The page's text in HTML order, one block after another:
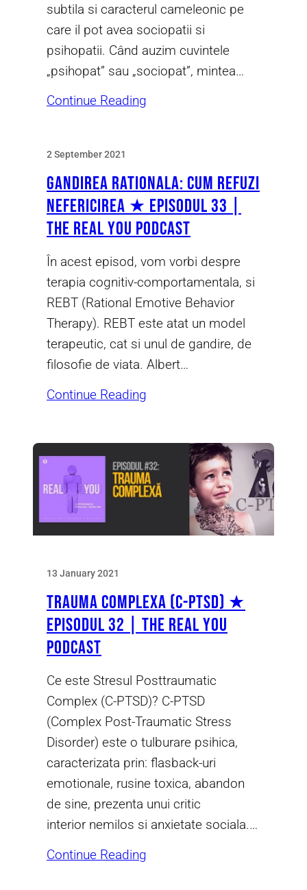
subtila si caracterul cameleonic pe
care il pot avea sociopatii si
psihopatii. Când auzim cuvintele
„psihopat” sau „sociopat”, mintea…
Continue Reading
2 September 2021
Gandirea Rationala: cum refuzi
nefericirea ★ Episodul 33 |
The Real You Podcast
În acest episod, vom vorbi despre
terapia cognitiv-comportamentala, si
REBT (Rational Emotive Behavior
Therapy). REBT este atat un model
terapeutic, cat si unul de gandire, de
filosofie de viata. Albert…
Continue Reading
13 January 2021
Trauma Complexa (C-PTSD) ★
Episodul 32 | The Real You
Podcast
Ce este Stresul Posttraumatic
Complex (C-PTSD)? C-PTSD
(Complex Post-Traumatic Stress
Disorder) este o tulburare psihica,
caracterizata prin: flasback-uri
emotionale, rusine toxica, abandon
de sine, prezenta unui critic
interior nemilos si anxietate sociala.…
Continue Reading